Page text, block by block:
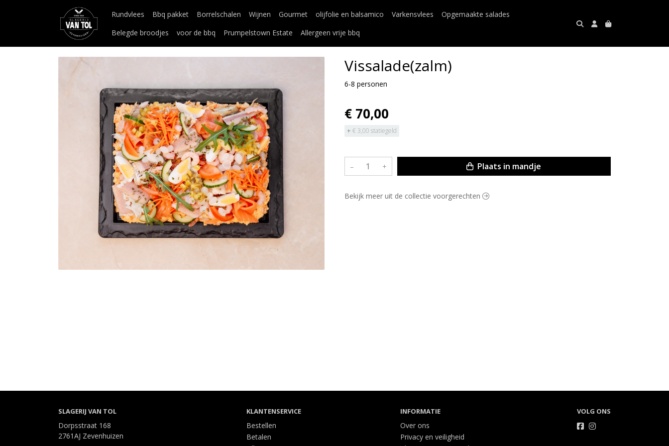
Rundvlees Bbq pakket Borrelschalen Wijnen Gourmet olijfolie en balsamico Varkensvlees
Opgemaakte salades
Belegde broodjes
voor de bbq Prumpelstown Estate Allergeen vrije bbq
Vissalade(zalm)
6-8 personen
€ 70,00
+ € 3,00 statiegeld
– + Plaats in mandje
Bekijk meer uit de collectie voorgerechten
SLAGERIJ VAN TOL
Dorpsstraat 168
2761AJ Zevenhuizen
KLANTENSERVICE
Bestellen
Betalen
INFORMATIE
Over ons
Privacy en veiligheid
VOLG ONS